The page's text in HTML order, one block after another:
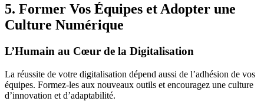
5. Former Vos Équipes et Adopter une
Culture Numérique
L’Humain au Cœur de la Digitalisation
La réussite de votre digitalisation dépend aussi de l’adhésion de vos
équipes. Formez-les aux nouveaux outils et encouragez une culture
d’innovation et d’adaptabilité.